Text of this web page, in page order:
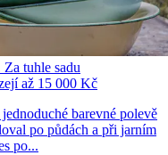
tuhle sadu
až 15 000 Kč
barevné polevě
po půdách a při jarním
po...